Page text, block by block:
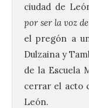
ciudad de
por ser la voz
el pregón a
Dulzaina y
de la Escuela
cerrar el acto
León.
(UPSA),
inéditas,
premio de 3.000
podrán
noviembre. La